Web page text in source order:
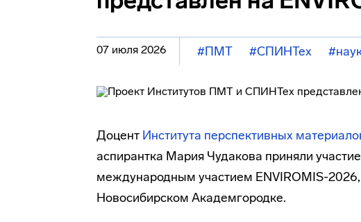
07 июля 2026 #ПМТ #СПИНТех
Доцент Института перспективных
аспирантка Мария Чудакова приняли
международным участием ENVIROMIS-
Новосибирском Академгородке.